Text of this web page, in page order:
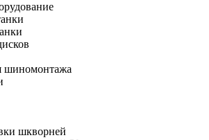
шиномонтажа
шкворней